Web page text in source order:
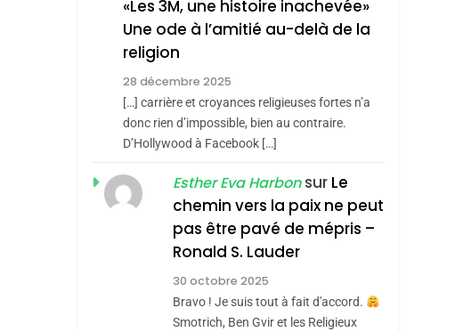
D’Amérique Latine
5
Meurtrière Selon Le
Rapport D’ADL
Contre
L’antisémitisme
FRANCE ISRAÉL
FIÈRE, DIGNE ET
RÉSILIENTE :
POURQUOI JE
REVENDIQUE MA
JUDAÏTE Par Thérèse
Zrihen-Dvir
ISRAÉL JUDAISME
CE QUI NOUS
MANQUE – Jacques
Hadida
JUDAISME
«Les 3M, une histoire inachevée»
Une ode à l’amitié au-delà de la
religion
28 décembre 2025
[…] carrière et croyances religieuses fortes n’a
donc rien d’impossible, bien au contraire.
D’Hollywood à Facebook […]
Esther Eva Harbonsur Le
chemin vers la paix ne peut
pas être pavé de mépris –
Ronald S. Lauder
30 octobre 2025
Bravo ! Je suis tout à fait d'accord.
Smotrich, Ben Gvir et les Religieux